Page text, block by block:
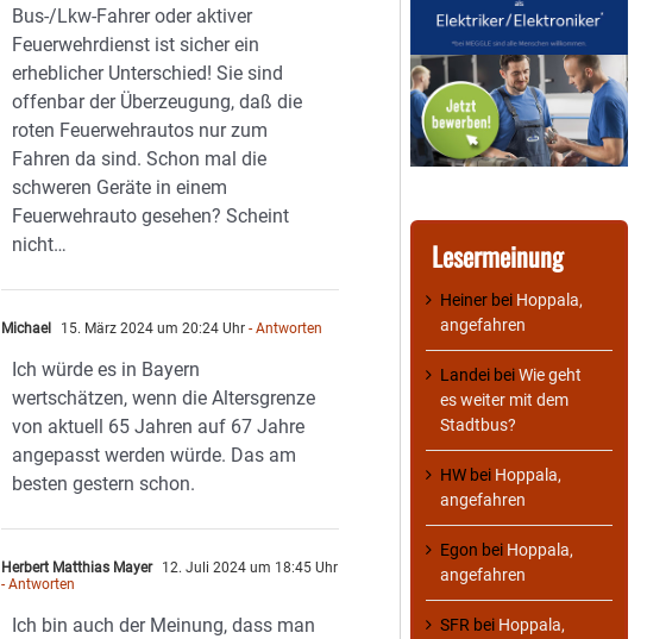
Bus-/Lkw-Fahrer oder aktiver
Feuerwehrdienst ist sicher ein
erheblicher Unterschied! Sie sind
offenbar der Überzeugung, daß die
roten Feuerwehrautos nur zum
Fahren da sind. Schon mal die
schweren Geräte in einem
Feuerwehrauto gesehen? Scheint
nicht…
Michael 15. März 2024 um 20:24 Uhr - Antworten
Ich würde es in Bayern
wertschätzen, wenn die Altersgrenze
von aktuell 65 Jahren auf 67 Jahre
angepasst werden würde. Das am
besten gestern schon.
Herbert Matthias Mayer
12. Juli 2024 um 18:45 Uhr
- Antworten
Ich bin auch der Meinung, dass man
Lesermeinung
Heiner bei Hoppala,
angefahren
Landei beiWie geht
es weiter mit dem
Stadtbus?
HW bei Hoppala,
angefahren
Egon bei Hoppala,
angefahren
SFR bei Hoppala,